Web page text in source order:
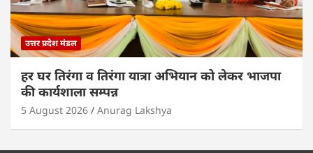
उत्तर प्रदेश मंडल
हर घर तिरंगा व तिरंगा यात्रा अभियान को लेकर भाजपा
की कार्यशाला सम्पन्न
5 August 2026 Anurag Lakshya